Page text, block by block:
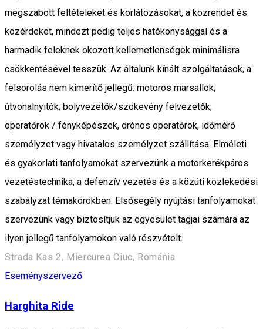
megszabott feltételeket és korlátozásokat, a közrendet és
közérdeket, mindezt pedig teljes hatékonysággal és a
harmadik feleknek okozott kellemetlenségek minimálisra
csökkentésével tesszük. Az általunk kínált szolgáltatások, a
felsorolás nem kimerítő jellegű: motoros marsallok;
útvonalnyitók; bolyvezetők/szökevény felvezetők;
operatőrök / fényképészek, drónos operatőrök, időmérő
személyzet vagy hivatalos személyzet szállítása. Elméleti
és gyakorlati tanfolyamokat szervezünk a motorkerékpáros
vezetéstechnika, a defenzív vezetés és a közúti közlekedési
szabályzat témakörökben. Elsősegély nyújtási tanfolyamokat
szervezünk vagy biztosítjuk az egyesület tagjai számára az
ilyen jellegű tanfolyamokon való részvételt.
Strada Kas 2, Miercurea Ciuc, Románia
Eseményszervező
Harghita Ride